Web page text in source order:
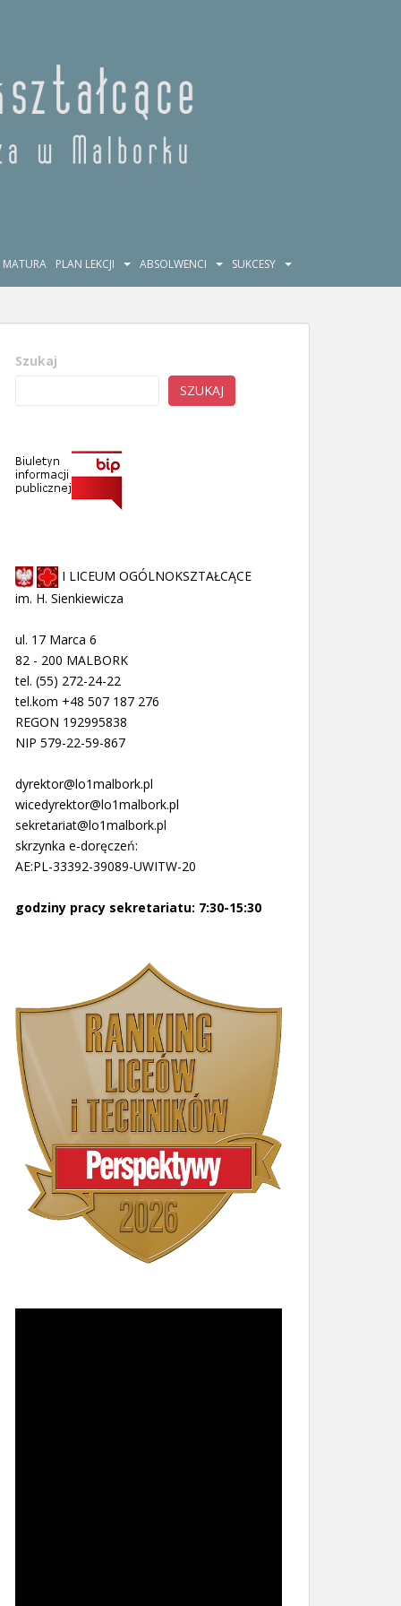
MATURA PLAN LEKCJI ABSOLWENCI SUKCESY
Szukaj
SZUKAJ
I LICEUM OGÓLNOKSZTAŁCĄCE
im. H. Sienkiewicza
ul. 17 Marca 6
82 - 200 MALBORK
tel. (55) 272-24-22
tel.kom +48 507 187 276
REGON 192995838
NIP 579-22-59-867
dyrektor@lo1malbork.pl
wicedyrektor@lo1malbork.pl
sekretariat@lo1malbork.pl
skrzynka e-doręczeń:
AE:PL-33392-39089-UWITW-20
godziny pracy sekretariatu: 7:30-15:30